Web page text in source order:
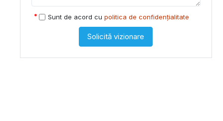
Sunt de acord cu politica de confidențialitate
Solicită vizionare